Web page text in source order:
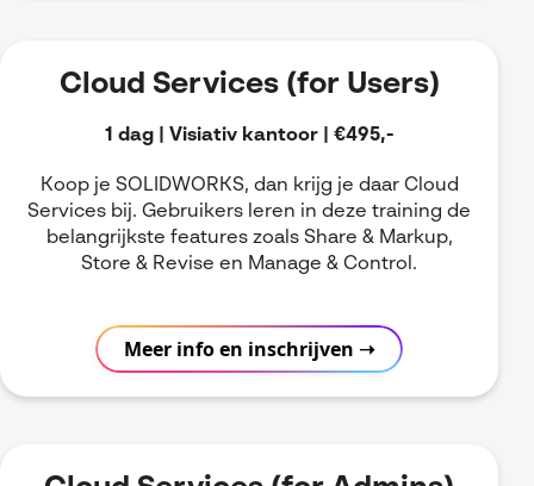
Cloud Services (for Users)
1 dag | Visiativ kantoor | €495,-
Koop je SOLIDWORKS, dan krijg je daar Cloud
Services bij. Gebruikers leren in deze training de
belangrijkste features zoals Share & Markup,
Store & Revise en Manage & Control.
Meer info en inschrijven ➝